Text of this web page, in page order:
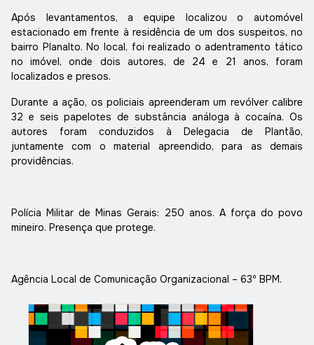
Após levantamentos, a equipe localizou o automóvel
estacionado em frente à residência de um dos suspeitos, no
bairro Planalto. No local, foi realizado o adentramento tático
no imóvel, onde dois autores, de 24 e 21 anos, foram
localizados e presos.
Durante a ação, os policiais apreenderam um revólver calibre
32 e seis papelotes de substância análoga à cocaína. Os
autores foram conduzidos à Delegacia de Plantão,
juntamente com o material apreendido, para as demais
providências.
Polícia Militar de Minas Gerais: 250 anos. A força do povo
mineiro. Presença que protege.
Agência Local de Comunicação Organizacional – 63º BPM.